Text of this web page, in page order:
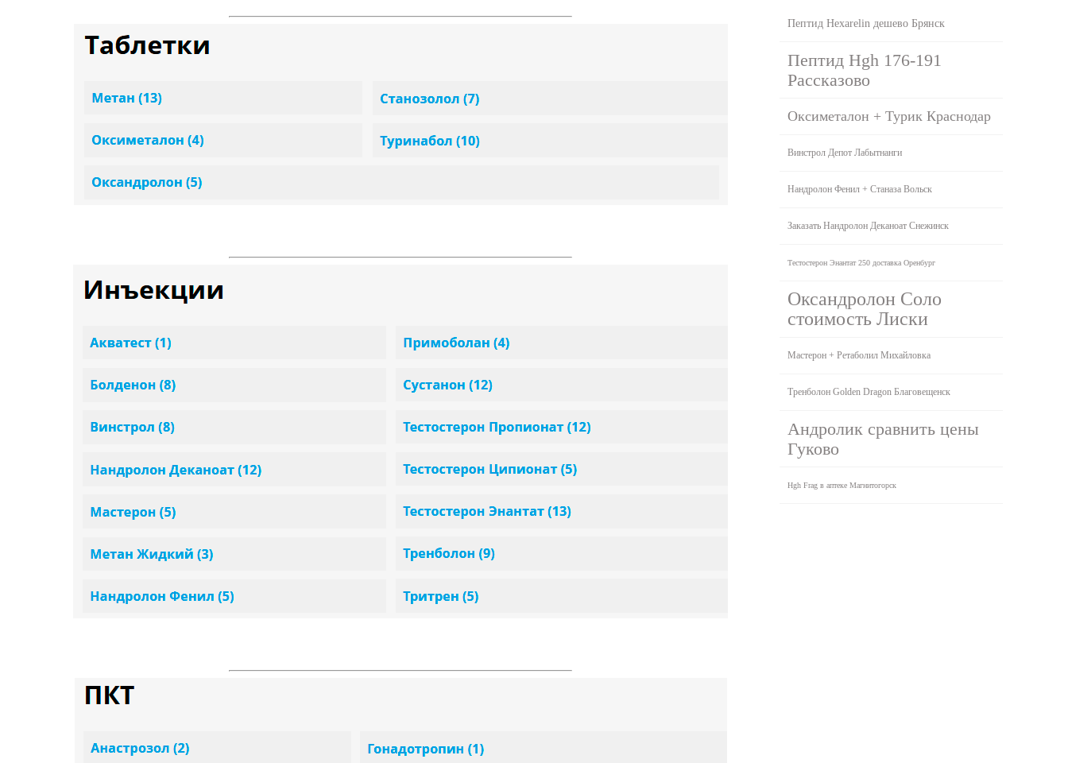
Пептид Hexarelin дешево Брянск
Пептид Hgh 176-191
Рассказово
Оксиметалон + Турик Краснодар
Винстрол Депот Лабытнанги
Нандролон Фенил + Станаза Вольск
Заказать Нандролон Деканоат Снежинск
Тестостерон Энантат 250 доставка Оренбург
Оксандролон Соло
стоимость Лиски
Мастерон + Ретаболил Михайловка
Тренболон Golden Dragon Благовещенск
Андролик сравнить цены
Гуково
Hgh Frag в аптеке Магнитогорск